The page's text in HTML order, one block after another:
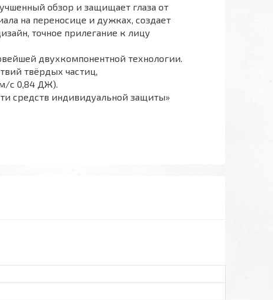
обзор и защищает глаза от
на переносице и дужках, создает
точное прилегание к лицу
двухкомпонентной технологии.
твёрдых частиц,
с 0,84 ДЖ).
средств индивидуальной защиты»